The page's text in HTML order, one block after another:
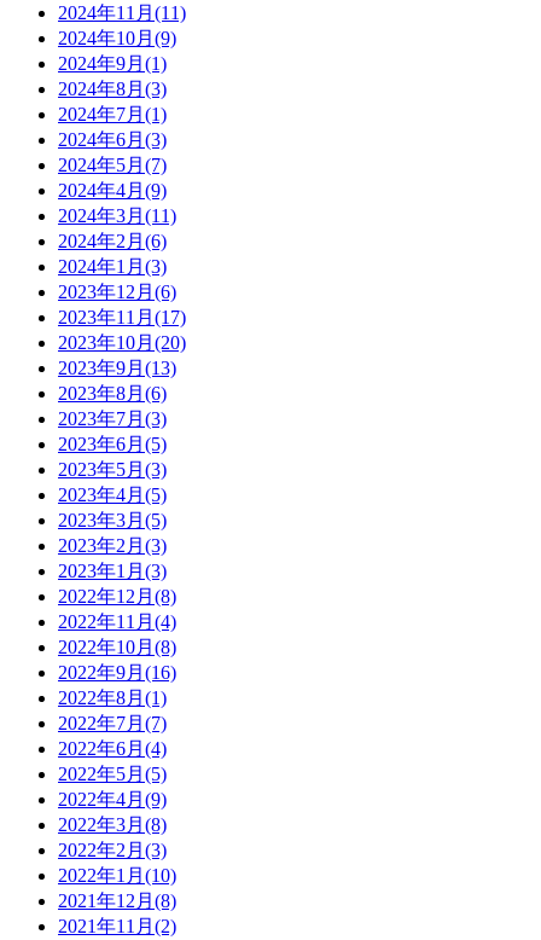
2024年11月(11)
2024年10月(9)
2024年9月(1)
2024年8月(3)
2024年7月(1)
2024年6月(3)
2024年5月(7)
2024年4月(9)
2024年3月(11)
2024年2月(6)
2024年1月(3)
2023年12月(6)
2023年11月(17)
2023年10月(20)
2023年9月(13)
2023年8月(6)
2023年7月(3)
2023年6月(5)
2023年5月(3)
2023年4月(5)
2023年3月(5)
2023年2月(3)
2023年1月(3)
2022年12月(8)
2022年11月(4)
2022年10月(8)
2022年9月(16)
2022年8月(1)
2022年7月(7)
2022年6月(4)
2022年5月(5)
2022年4月(9)
2022年3月(8)
2022年2月(3)
2022年1月(10)
2021年12月(8)
2021年11月(2)